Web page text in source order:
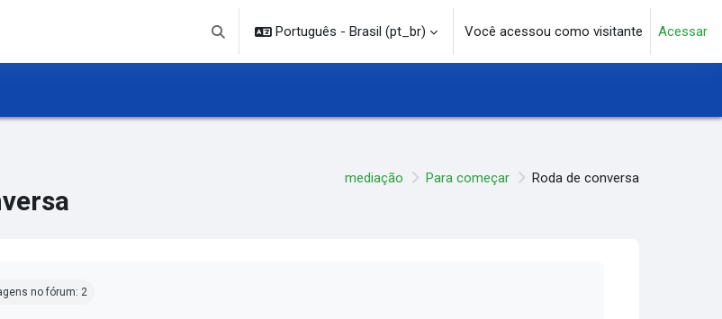
Alternar entrada de pesquisa
Português - Brasil ‎(pt_br)‎ Você acessou como visitante Acessar
mediação Para começar Roda de conversa
no fórum: 2